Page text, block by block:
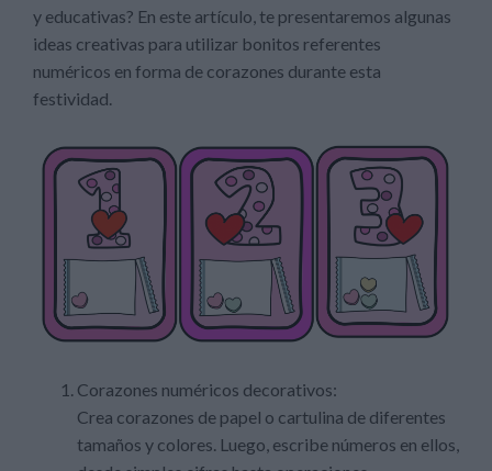
y educativas? En este artículo, te presentaremos algunas
ideas creativas para utilizar bonitos referentes
numéricos en forma de corazones durante esta
festividad.
Corazones numéricos decorativos:
Crea corazones de papel o cartulina de diferentes
tamaños y colores. Luego, escribe números en ellos,